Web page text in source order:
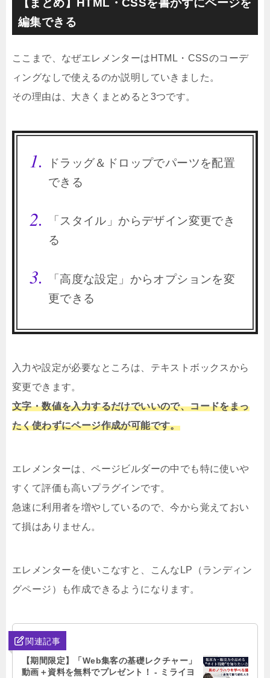
【まとめ】HTML・CSSを書かずにページを
編集できる
ここまで、なぜエレメンターはHTML・CSSのコーデ
ィングなしで使えるのか説明していきました。
その理由は、大きくまとめると3つです。
ドラッグ＆ドロップでパーツを配置
できる
「スタイル」からデザイン変更でき
る
「高度な設定」からオプションを変
更できる
入力や設定が必要なところは、テキストボックスから
変更できます。
文字・数値を入力するだけでいいので、コードをまっ
たく使わずにページ作成が可能です。
エレメンターは、ページビルダーの中でも特に使いや
すくて評価も高いプラグインです。
急速に利用者を増やしているので、今から覚えておい
て損はありません。
エレメンターを使いこなすと、こんなLP（ランディン
グページ）も作成できるようになります。
関連記事
【期間限定】「Web集客の基礎レクチャー」
動画＋資料を無料でプレゼント！ - ミライヨ